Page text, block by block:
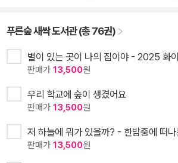
푸른숲 새싹 도서관 (총 76권)
별이 있는 곳이 나의 집이야 - 2025 화
판매가 13,500원
우리 학교에 숲이 생겼어요
판매가 13,500원
저 하늘에 뭐가 있을까? - 한밤중에 떠나
판매가 13,500원